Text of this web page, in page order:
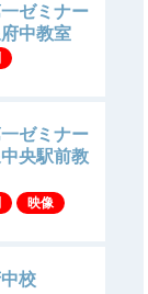
ゼミナー
中教室
ゼミナー
央駅前教
映像
校